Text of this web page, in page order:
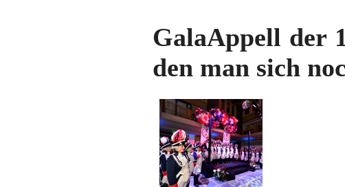
GalaAppell der
den man sich